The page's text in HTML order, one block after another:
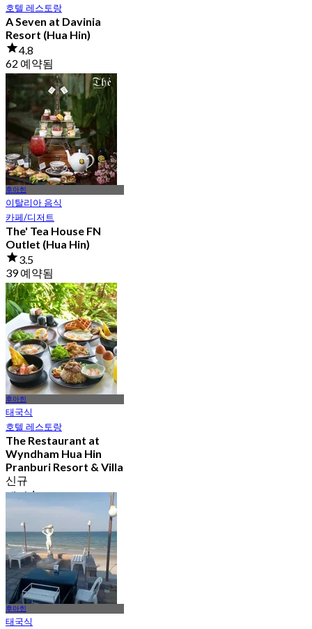
호텔 레스토랑
A Seven at Davinia
Resort (Hua Hin)
4.8
62 예약됨
에서
฿ 150
후아힌
이탈리아 음식
카페/디저트
The' Tea House FN
Outlet (Hua Hin)
3.5
39 예약됨
에서฿ 425
후아힌
태국식
호텔 레스토랑
The Restaurant at
Wyndham Hua Hin
Pranburi Resort & Villa
신규
에서฿ 680
후아힌
태국식